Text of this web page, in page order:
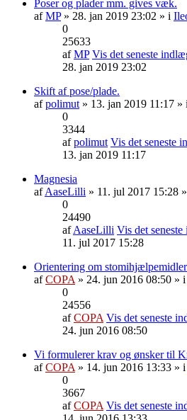
Poser og plader mm. gives væk.
afMP» 28. jan 2019 23:02 » i
0
25633
afMP Vis det seneste
28. jan 2019 23:02
Skift af pose/plade.
afpolimut » 13. jan 2019 11:17 » i
0
3344
afpolimut Vis det seneste
13. jan 2019 11:17
Magnesia
afAaseLilli » 11. jul 2017 15:28
0
24490
afAaseLilli Vis det
11. jul 2017 15:28
Orientering om
afCOPA » 24. jun 2016 08:50 » i
0
24556
afCOPA Vis det seneste
24. jun 2016 08:50
Vi formulerer krav og ønsker til
afCOPA » 14. jun 2016 13:33 » i
0
3667
afCOPA Vis det seneste